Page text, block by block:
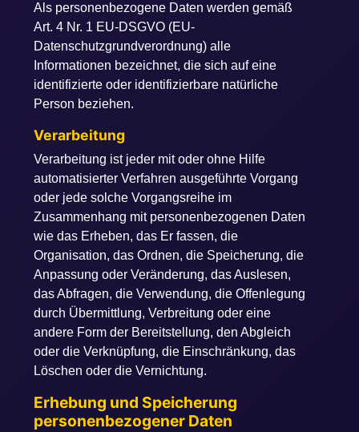
Als personenbezogene Daten werden gemäß
Art. 4 Nr. 1 EU-DSGVO (EU-
Datenschutzgrundverordnung) alle
Informationen bezeichnet, die sich auf eine
identifizierte oder identifizierbare natürliche
Person beziehen.
Verarbeitung
Verarbeitung ist jeder mit oder ohne Hilfe
automatisierter Verfahren ausgeführte Vorgang
oder jede solche Vorgangsreihe im
Zusammenhang mit personenbezogenen Daten
wie das Erheben, das Er fassen, die
Organisation, das Ordnen, die Speicherung, die
Anpassung oder Veränderung, das Auslesen,
das Abfragen, die Verwendung, die Offenlegung
durch Übermittlung, Verbreitung oder eine
andere Form der Bereitstellung, den Abgleich
oder die Verknüpfung, die Einschränkung, das
Löschen oder die Vernichtung.
Erhebung und Speicherung
personenbezogener Daten